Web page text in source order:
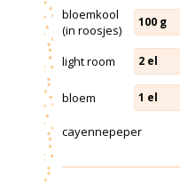
bloemkool
(in roosjes)
100 g
light room 2 el
bloem 1 el
cayennepeper